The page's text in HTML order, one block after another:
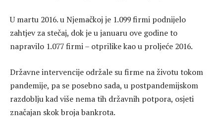
U martu 2016. u Njemačkoj je 1.099 firmi podnijelo
zahtjev za stečaj, dok je u januaru ove godine to
napravilo 1.077 firmi – otprilike kao u proljeće 2016.
Državne intervencije održale su firme na životu tokom
pandemije, pa se posebno sada, u postpandemijskom
razdoblju kad više nema tih državnih potpora, osjeti
značajan skok broja bankrota.